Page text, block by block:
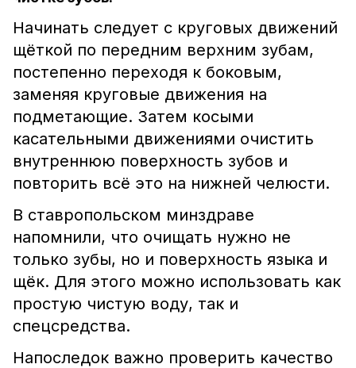
Начинать следует с круговых движений
щёткой по передним верхним зубам,
постепенно переходя к боковым,
заменяя круговые движения на
подметающие. Затем косыми
касательными движениями очистить
внутреннюю поверхность зубов и
повторить всё это на нижней челюсти.
В ставропольском минздраве
напомнили, что очищать нужно не
только зубы, но и поверхность языка и
щёк. Для этого можно использовать как
простую чистую воду, так и
спецсредства.
Напоследок важно проверить качество